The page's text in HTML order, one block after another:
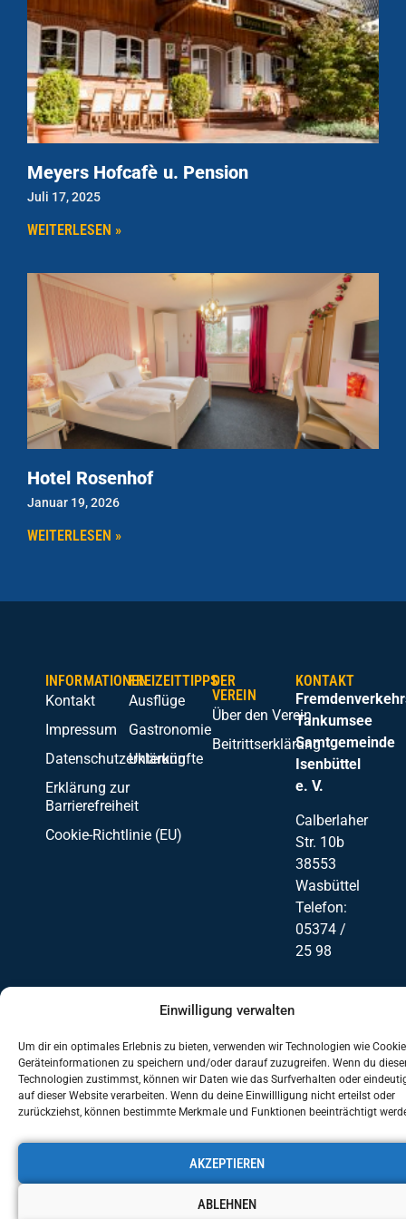
Einwilligung verwalten
Um dir ein optimales Erlebnis zu bieten, verwenden wir Technologien wie
Geräteinformationen zu speichern und/oder darauf zuzugreifen. Wenn du
Technologien zustimmst, können wir Daten wie das Surfverhalten oder
auf dieser Website verarbeiten. Wenn du deine Einwillligung nicht erteilst oder
zurückziehst, können bestimmte Merkmale und Funktionen beeinträchtigt
AKZEPTIEREN
ABLEHNEN
Meyers Hofcafè u. Pension
Juli 17, 2025
WEITERLESEN »
Hotel Rosenhof
Januar 19, 2026
WEITERLESEN »
INFORMATIONEN
Kontakt
Impressum
Datenschutzerklärung
Erklärung zur
Barrierefreiheit
Cookie-Richtlinie (EU)
FREIZEITTIPPS
Ausflüge
Gastronomie
Unterkünfte
DER
VEREIN
Über den Verein
Beitrittserklärung
KONTAKT
Tankumsee
Samtgemeinde
Isenbüttel
e. V.
Calberlaher
Str. 10b
38553
Wasbüttel
Telefon:
05374 /
25 98